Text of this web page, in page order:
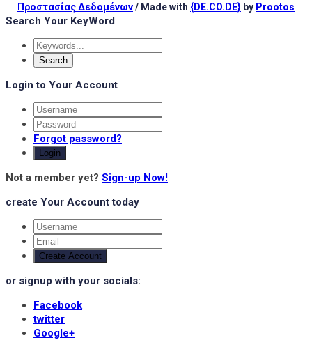
Προστασίας Δεδομένων/ Made with {DE.CO.DE} by Prootos
Search Your KeyWord
Login to Your Account
Forgot password?
Login
Not a member yet? Sign-up Now!
create Your Account today
Create Account
or signup with your socials:
Facebook
twitter
Google+